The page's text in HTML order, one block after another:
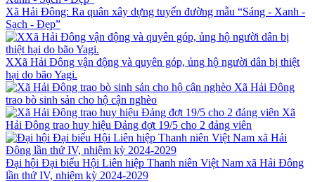
Xã Hải Đông: Ra quân xây dựng tuyến đường mẫu “Sáng - Xanh -
Sạch - Đẹp”
XXã Hải Đông vận động và quyên góp, ủng hộ người dân bị thiệt
hại do bão Yagi.
Xã Hải Đông
trao bò sinh sản cho hộ cận nghèo
Xã
Hải Đông trao huy hiệu Đảng đợt 19/5 cho 2 đảng viên
Đại hội Đại biểu Hội Liên hiệp Thanh niên Việt Nam xã Hải Đông
lần thứ IV, nhiệm kỳ 2024-2029